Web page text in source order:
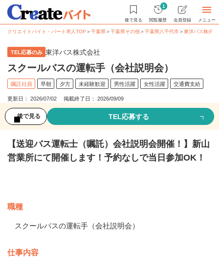
後で見る
1
閲覧履歴 会員登録 メニュー
クリエイトバイト・パート求人TOP ＞千葉県＞千葉県その他＞千葉県八千代市＞東洋バス株式会
TEL応募のみ 東洋バス株式会社
スクールバスの運転手（会社説明会）
嘱託社員 早朝 夕方 未経験歓迎 男性活躍 女性活躍 交通費支給
更新日： 2026/07/02 掲載終了日： 2026/09/09
後で見る TEL応募する
【送迎バス運転士（嘱託）会社説明会開催！】新山
営業所にて開催します！予約なしで当日参加OK！
職種
スクールバスの運転手（会社説明会）
仕事内容